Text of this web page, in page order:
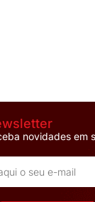
novidades em